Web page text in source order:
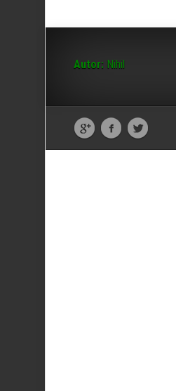
Autor: Nihil